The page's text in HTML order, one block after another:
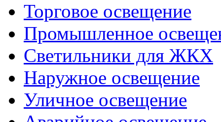
Торговое освещение
Промышленное
Светильники для ЖКХ
Наружное освещение
Уличное освещение